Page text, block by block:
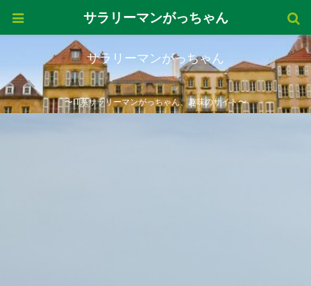
サラリーマンがっちゃん
〜IT系サラリーマンがっちゃん、趣味のサイト〜
サラリーマンがっちゃん